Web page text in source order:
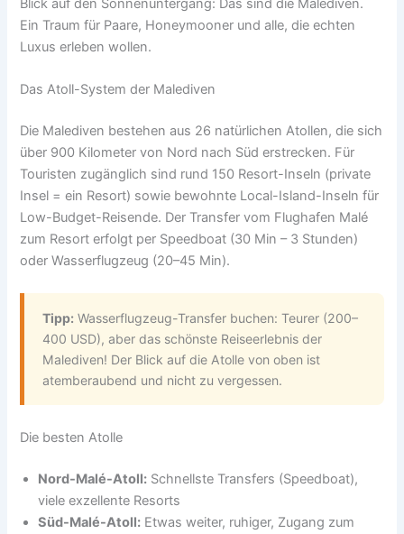
Blick auf den Sonnenuntergang: Das sind die Malediven.
Ein Traum für Paare, Honeymooner und alle, die echten
Luxus erleben wollen.
Das Atoll-System der Malediven
Die Malediven bestehen aus 26 natürlichen Atollen, die sich
über 900 Kilometer von Nord nach Süd erstrecken. Für
Touristen zugänglich sind rund 150 Resort-Inseln (private
Insel = ein Resort) sowie bewohnte Local-Island-Inseln für
Low-Budget-Reisende. Der Transfer vom Flughafen Malé
zum Resort erfolgt per Speedboat (30 Min – 3 Stunden)
oder Wasserflugzeug (20–45 Min).
Tipp: Wasserflugzeug-Transfer buchen: Teurer (200–
400 USD), aber das schönste Reiseerlebnis der
Malediven! Der Blick auf die Atolle von oben ist
atemberaubend und nicht zu vergessen.
Die besten Atolle
Nord-Malé-Atoll: Schnellste Transfers (Speedboat),
viele exzellente Resorts
Süd-Malé-Atoll: Etwas weiter, ruhiger, Zugang zum